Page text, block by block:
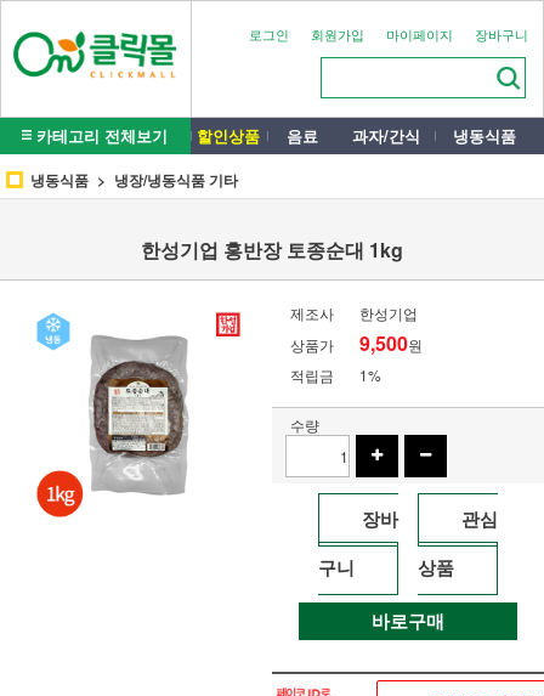
로그인 회원가입 마이페이지 장바구니
카테고리 전체보기 할인상품 음료 과자/간식 냉동식품
냉동식품 냉장/냉동식품 기타
한성기업 홍반장 토종순대 1kg
제조사
한성기업
상품가
9,500원
적립금
1%
수량
장바
구니
관심
상품
바로구매